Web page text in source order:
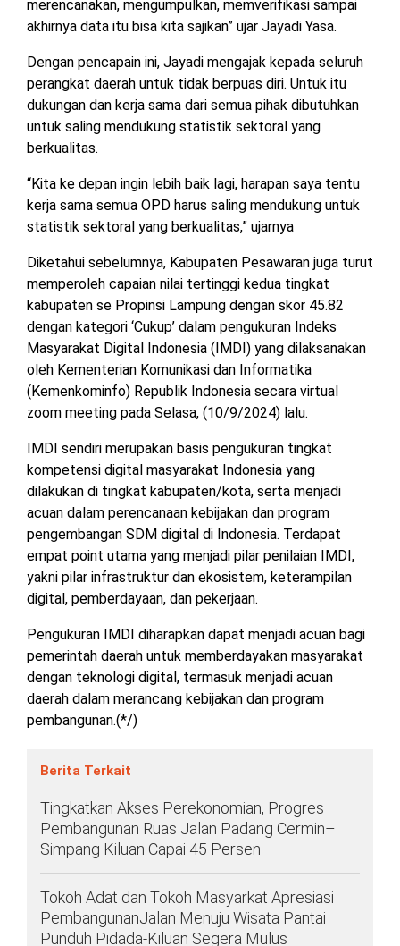
merencanakan, mengumpulkan, memverifikasi sampai
akhirnya data itu bisa kita sajikan” ujar Jayadi Yasa.
Dengan pencapain ini, Jayadi mengajak kepada seluruh
perangkat daerah untuk tidak berpuas diri. Untuk itu
dukungan dan kerja sama dari semua pihak dibutuhkan
untuk saling mendukung statistik sektoral yang
berkualitas.
“Kita ke depan ingin lebih baik lagi, harapan saya tentu
kerja sama semua OPD harus saling mendukung untuk
statistik sektoral yang berkualitas,” ujarnya
Diketahui sebelumnya, Kabupaten Pesawaran juga turut
memperoleh capaian nilai tertinggi kedua tingkat
kabupaten se Propinsi Lampung dengan skor 45.82
dengan kategori ‘Cukup’ dalam pengukuran Indeks
Masyarakat Digital Indonesia (IMDI) yang dilaksanakan
oleh Kementerian Komunikasi dan Informatika
(Kemenkominfo) Republik Indonesia secara virtual
zoom meeting pada Selasa, (10/9/2024) lalu.
IMDI sendiri merupakan basis pengukuran tingkat
kompetensi digital masyarakat Indonesia yang
dilakukan di tingkat kabupaten/kota, serta menjadi
acuan dalam perencanaan kebijakan dan program
pengembangan SDM digital di Indonesia. Terdapat
empat point utama yang menjadi pilar penilaian IMDI,
yakni pilar infrastruktur dan ekosistem, keterampilan
digital, pemberdayaan, dan pekerjaan.
Pengukuran IMDI diharapkan dapat menjadi acuan bagi
pemerintah daerah untuk memberdayakan masyarakat
dengan teknologi digital, termasuk menjadi acuan
daerah dalam merancang kebijakan dan program
pembangunan.(*/)
Berita Terkait
Tingkatkan Akses Perekonomian, Progres
Pembangunan Ruas Jalan Padang Cermin–
Simpang Kiluan Capai 45 Persen
Tokoh Adat dan Tokoh Masyarkat Apresiasi
PembangunanJalan Menuju Wisata Pantai
Punduh Pidada-Kiluan Segera Mulus